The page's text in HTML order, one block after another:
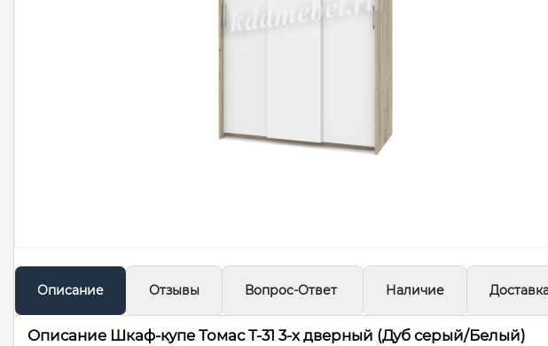
Описание Отзывы Вопрос-Ответ Наличие
Описание Шкаф-купе Томас Т-31 3-х дверный (Дуб серый/Белый)